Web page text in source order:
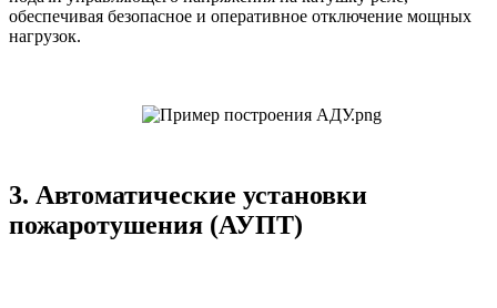
обеспечивая безопасное и оперативное отключение мощных
нагрузок.
3. Автоматические установки
пожаротушения (АУПТ)